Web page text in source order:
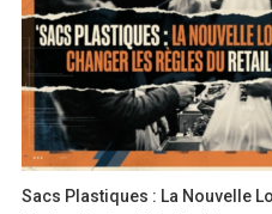
Sacs Plastiques : La Nouvelle